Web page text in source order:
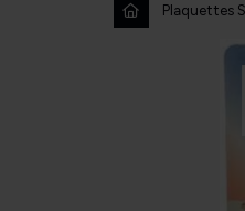
Plaquettes